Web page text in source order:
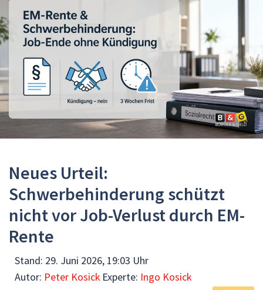
Neues Urteil:
Schwerbehinderung schützt
nicht vor Job-Verlust durch EM-
Rente
Stand: 29. Juni 2026, 19:03 Uhr
Autor: Peter Kosick Experte: Ingo Kosick